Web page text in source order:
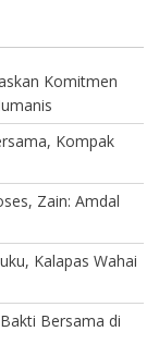
Komitmen
Kompak
Zain: Amdal
Kalapas Wahai
Bersama di